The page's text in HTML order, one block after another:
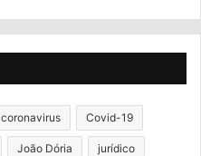
coronavirus Covid-19
João Dória jurídico